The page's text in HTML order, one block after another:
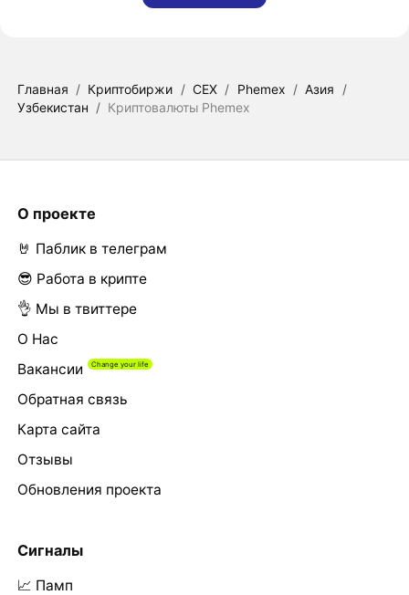
Главная / Криптобиржи / CEX / Phemex / Азия
/
Узбекистан / Криптовалюты Phemex
О проекте
🤘 Паблик в телеграм
😎 Работа в крипте
👌 Мы в твиттере
О Нас
Вакансии
Обратная связь
Карта сайта
Отзывы
Обновления проекта
Сигналы
📈 Памп